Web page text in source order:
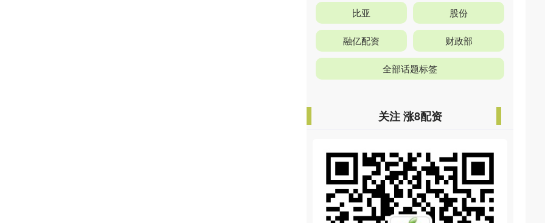
比亚 股份
融亿配资 财政部
全部话题标签
关注 涨8配资